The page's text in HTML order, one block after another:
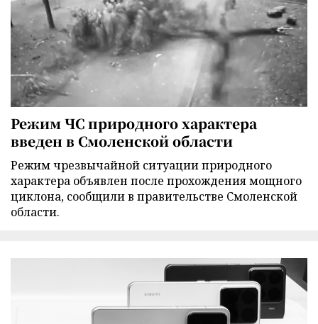
Режим ЧС природного характера
введен в Смоленской области
Режим чрезвычайной ситуации природного
характера объявлен после прохождения мощного
циклона, сообщили в правительстве Смоленской
области.